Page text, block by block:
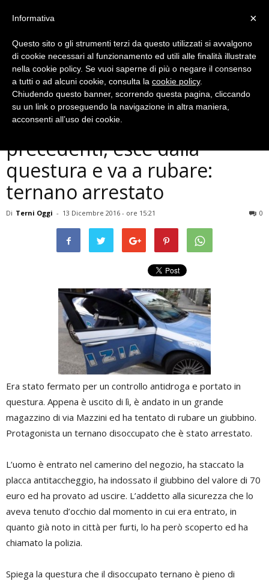
Cronaca
Terni, ha record di
precedenti, esce dalla
questura e va a rubare:
ternano arrestato
Di Terni Oggi - 13 Dicembre 2016 - ore 15:21 0
Era stato fermato per un controllo antidroga e portato in
questura. Appena è uscito di lì, è andato in un grande
magazzino di via Mazzini ed ha tentato di rubare un giubbino.
Protagonista un ternano disoccupato che è stato arrestato.
L’uomo è entrato nel camerino del negozio, ha staccato la
placca antitaccheggio, ha indossato il giubbino del valore di 70
euro ed ha provato ad uscire. L’addetto alla sicurezza che lo
aveva tenuto d’occhio dal momento in cui era entrato, in
quanto già noto in città per furti, lo ha però scoperto ed ha
chiamato la polizia.
Spiega la questura che il disoccupato ternano è pieno di
×
Informativa
Questo sito o gli strumenti terzi da questo utilizzati si avvalgono
di cookie necessari al funzionamento ed utili alle finalità illustrate
nella cookie policy. Se vuoi saperne di più o negare il consenso
a tutti o ad alcuni cookie, consulta la cookie policy.
Chiudendo questo banner, scorrendo questa pagina, cliccando
su un link o proseguendo la navigazione in altra maniera,
acconsenti all’uso dei cookie.